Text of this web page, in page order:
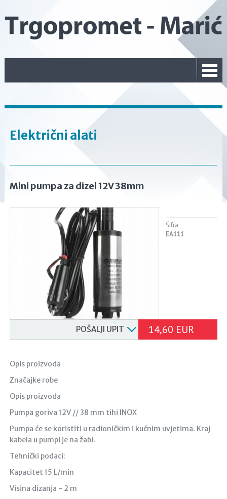
Električni alati
Mini pumpa za dizel 12V 38mm
Šifra
EA111
POŠALJI UPIT 14,60 EUR
Opis proizvoda
Značajke robe
Opis proizvoda
Pumpa goriva 12V // 38 mm tihi INOX
Pumpa će se koristiti u radioničkim i kućnim uvjetima. Kraj
kabela u pumpi je na žabi.
Tehnički podaci:
Kapacitet 15 L/min
Visina dizanja - 2 m